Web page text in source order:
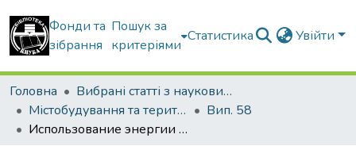
Фонди та
зібрання
Пошук за
критеріями
Статистика Увійти
Головна
Вибрані статті з наукових збірників КНУБА
Містобудування та територіальне планування
Вип. 58
Использование энергии солнца для отопления зданий